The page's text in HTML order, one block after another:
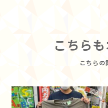
こちらも